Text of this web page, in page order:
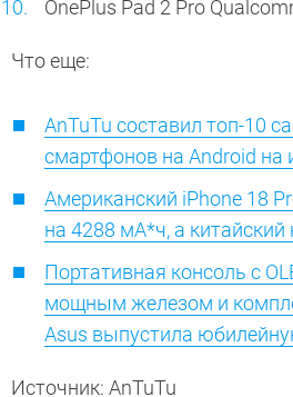
OnePlus Pad 2 Pro
Что еще:
AnTuTu составил топ-10
смартфонов на Android на
Американский iPhone 18
на 4288 мА*ч, а
Портативная консоль с
мощным железом и
Asus выпустила
Источник: AnTuTu